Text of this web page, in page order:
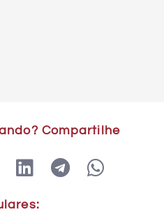
Compartilhe